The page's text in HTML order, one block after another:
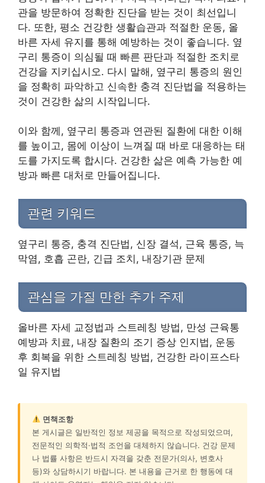
관을 방문하여 정확한 진단을 받는 것이 최선입니
다. 또한, 평소 건강한 생활습관과 적절한 운동, 올
바른 자세 유지를 통해 예방하는 것이 좋습니다. 옆
구리 통증이 의심될 때 빠른 판단과 적절한 조치로
건강을 지키십시오. 다시 말해, 옆구리 통증의 원인
을 정확히 파악하고 신속한 충격 진단법을 적용하는
것이 건강한 삶의 시작입니다.
이와 함께, 옆구리 통증과 연관된 질환에 대한 이해
를 높이고, 몸에 이상이 느껴질 때 바로 대응하는 태
도를 가지도록 합시다. 건강한 삶은 예측 가능한 예
방과 빠른 대처로 만들어집니다.
관련 키워드
옆구리 통증, 충격 진단법, 신장 결석, 근육 통증, 늑
막염, 호흡 곤란, 긴급 조치, 내장기관 문제
관심을 가질 만한 추가 주제
올바른 자세 교정법과 스트레칭 방법, 만성 근육통
예방과 치료, 내장 질환의 조기 증상 인지법, 운동
후 회복을 위한 스트레칭 방법, 건강한 라이프스타
일 유지법
면책조항
본 게시글은 일반적인 정보 제공을 목적으로 작성되었으며,
전문적인 의학적·법적 조언을 대체하지 않습니다. 건강 문제
나 법률 사항은 반드시 자격을 갖춘 전문가(의사, 변호사
등)와 상담하시기 바랍니다. 본 내용을 근거로 한 행동에 대